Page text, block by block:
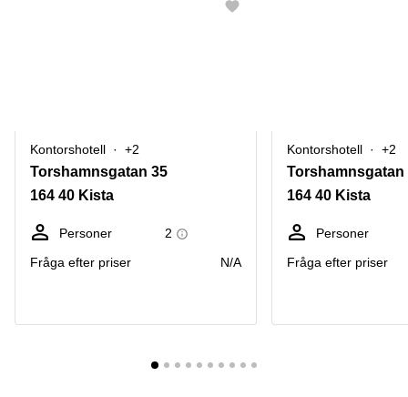
Kontorshotell +2
Torshamnsgatan 35
164 40 Kista
Personer
2
Fråga efter priser
N/A
Kontorshotell +2
Torshamnsgatan
164 40 Kista
Personer
Fråga efter priser